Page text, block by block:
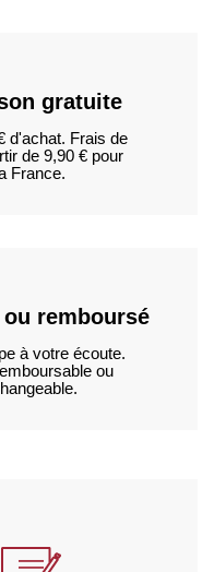
gratuite
d'achat. Frais de
de 9,90 € pour
France.
remboursé
à votre écoute.
ou